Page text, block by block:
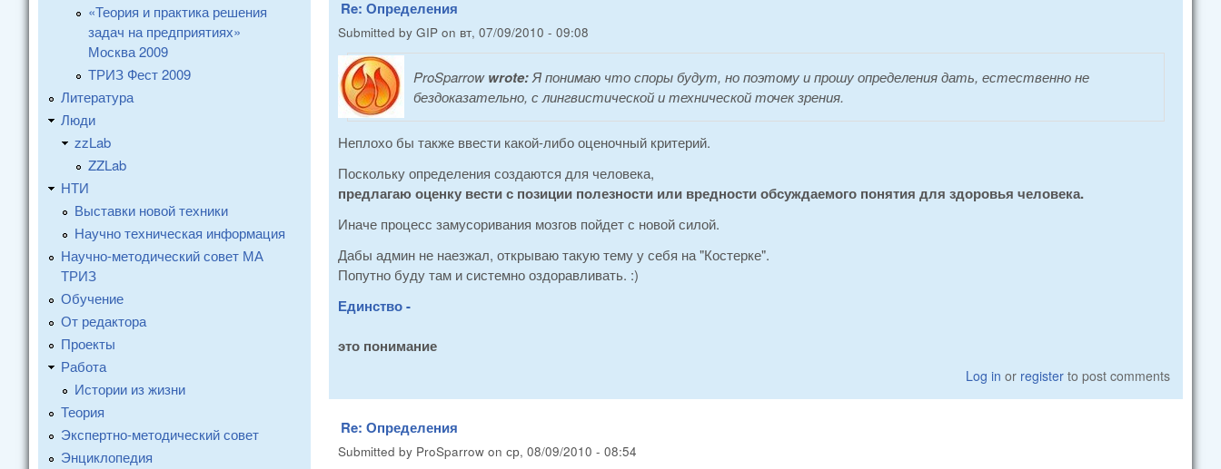
Re: Определения
Submitted by GIP on вт, 07/09/2010 - 09:08
ProSparrowwrote:Я понимаю что споры будут, но поэтому и прошу определения дать, естественно не
бездоказательно, с лингвистической и технической точек зрения.
Неплохо бы также ввести какой-либо оценочный критерий.
Поскольку определения создаются для человека,
предлагаю оценку вести с позиции полезности или вредности обсуждаемого понятия для здоровья человека.
Иначе процесс замусоривания мозгов пойдет с новой силой.
Дабы админ не наезжал, открываю такую тему у себя на "Костерке".
Попутно буду там и системно оздоравливать. :)
Единство -
это понимание
Log in or register to post comments
Re: Определения
Submitted by ProSparrow on ср, 08/09/2010 - 08:54
«Теория и практика решения
задач на предприятиях»
Москва 2009
ТРИЗ Фест 2009
Литература
Люди
zzLab
ZZLab
НТИ
Выставки новой техники
Научно техническая информация
Научно-методический совет МА
ТРИЗ
Обучение
От редактора
Проекты
Работа
Истории из жизни
Теория
Экспертно-методический совет
Энциклопедия